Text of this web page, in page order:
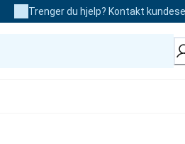
Trenger du hjelp? Kontakt